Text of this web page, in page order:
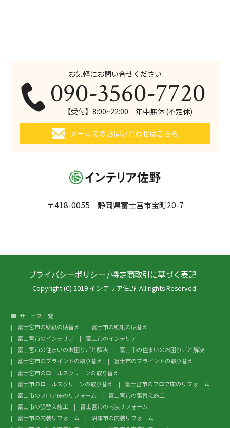
お気軽にお問い合せください
090-3560-7720
【受付】8:00~22:00 年中無休 (不定休)
メールでのお問い合わせはこちら
〒418-0055 静岡県富士宮市宝町20-7
プライバシーポリシー /特定商取引に基づく表記
Copyright (C) 2019 インテリア佐野. All rights Reserved.
サービス一覧
富士宮市の壁紙の貼替え
富士市の壁紙の貼替え
富士宮市のインテリア
富士市のインテリア
富士宮市の住まいのお困りごと解決
富士市の住まいのお困りごと解決
富士宮市のブラインドの取り替え
富士市のブラインドの取り替え
富士宮市のロールスクリーンの取り替え
富士市のロールスクリーンの取り替え
富士宮市のフロア床のリフォーム
富士市のフロア床のリフォーム
富士宮市の張替え施工
富士市の張替え施工
富士宮市の内装リフォーム
富士市の内装リフォーム
沼津市の内装リフォーム